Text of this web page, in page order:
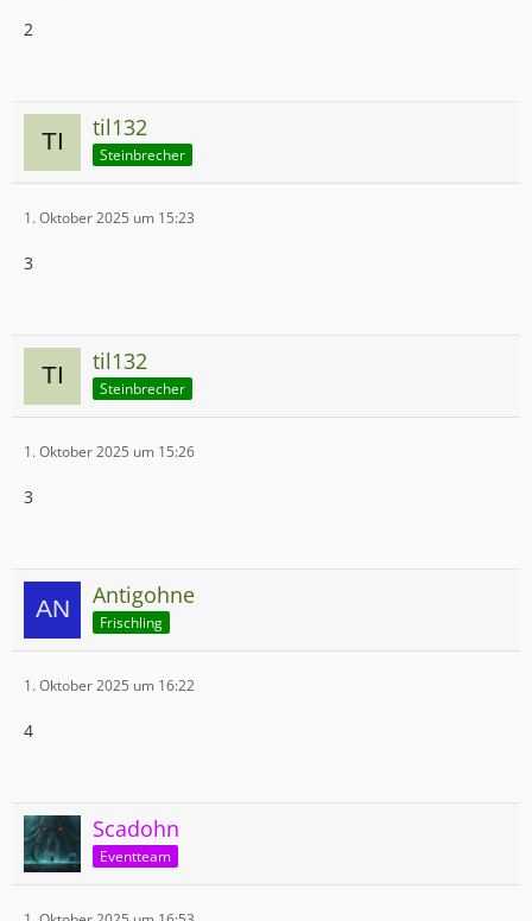
2
til132
Steinbrecher
1. Oktober 2025 um 15:23
3
til132
Steinbrecher
1. Oktober 2025 um 15:26
3
Antigohne
Frischling
1. Oktober 2025 um 16:22
4
Scadohn
Eventteam